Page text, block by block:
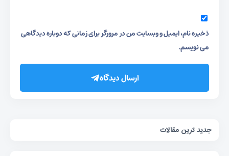
ذخیره نام، ایمیل و وبسایت من در مرورگر برای زمانی که دوباره دیدگاهی
می نویسم.
ارسال دیدگاه
جدید ترین مقالات